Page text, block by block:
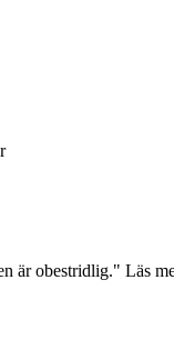
är obestridlig." Läs